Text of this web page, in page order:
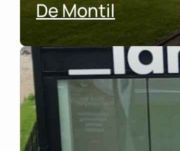
De Montil